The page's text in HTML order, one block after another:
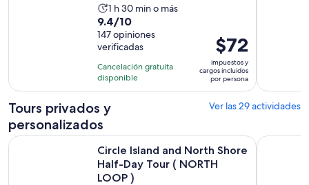
La
actividad
dura
1
hora
y
30
minutos
1 h 30 min o más
9.4
de
10
con
147
opiniones
9.4/10
147 opiniones
verificadas
Cancelación gratuita
disponible
El
precio
es
de
por
$72
impuestos y
cargos incluidos
por persona
Tours privados y
personalizados
Ver las 29 actividades
Circle Island and North Shore
Half-Day Tour ( NORTH
LOOP )
Circle Island and North Shore Half-Day Tour ( NORTH LOOP
Tour